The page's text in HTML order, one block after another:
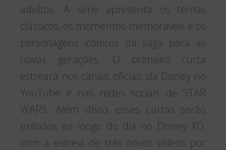
adultos. A série apresenta os temas
clássicos, os momentos memoráveis e os
personagens icônicos da saga para as
novas gerações. O primeiro curta
estreará nos canais oficiais da Disney no
YouTube e nas redes sociais de STAR
WARS. Além disso, esses curtas serão
exibidos ao longo do dia no Disney XD,
com a estreia de três novos vídeos por